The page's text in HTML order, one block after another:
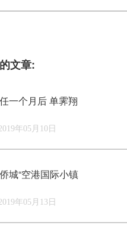
文章:
一个月后 单霁翔
年05月10日
城“空港国际小镇
年05月13日